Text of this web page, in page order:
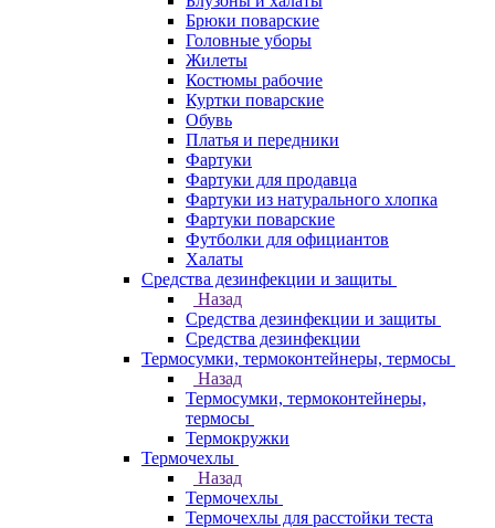
Брюки поварские
Головные уборы
Жилеты
Костюмы рабочие
Куртки поварские
Обувь
Платья и передники
Фартуки
Фартуки для продавца
Фартуки из натурального хлопка
Фартуки поварские
Футболки для официантов
Халаты
Средства дезинфекции и защиты
Назад
Средства дезинфекции и защиты
Средства дезинфекции
Термосумки, термоконтейнеры, термосы
Назад
Термосумки, термоконтейнеры,
термосы
Термокружки
Термочехлы
Назад
Термочехлы
Термочехлы для расстойки теста